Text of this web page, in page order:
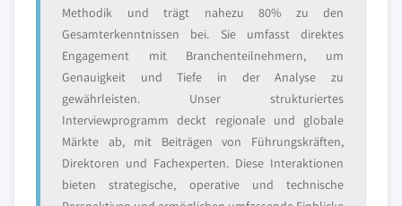
Methodik und trägt nahezu 80% zu den
Gesamterkenntnissen bei. Sie umfasst direktes
Engagement mit Branchenteilnehmern, um
Genauigkeit und Tiefe in der Analyse zu
gewährleisten. Unser strukturiertes
Interviewprogramm deckt regionale und globale
Märkte ab, mit Beiträgen von Führungskräften,
Direktoren und Fachexperten. Diese Interaktionen
bieten strategische, operative und technische